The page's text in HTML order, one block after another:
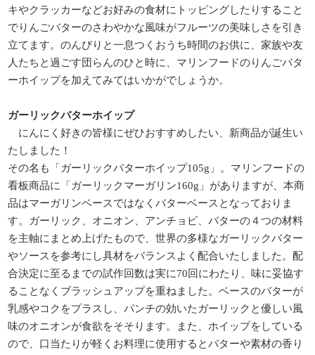
キやクラッカーなどお好みの食材にトッピングしたりすること
でりんごバターのさわやかな風味がフルーツの美味しさを引き
立てます。のんびりと一息つくおうち時間のお供に、家族や友
人たちと過ごす団らんのひと時に、マリンフードのりんごバタ
ーホイップを加えてみてはいかがでしょうか。
ガーリックバターホイップ
にんにく好きの皆様にぜひおすすめしたい、新商品が誕生い
たしました！
その名も「ガーリックバターホイップ105g」。マリンフードの
看板商品に「ガーリックマーガリン160g」がありますが、本商
品はマーガリンベースではなくバターベースとなっておりま
す。ガーリック、オニオン、アンチョビ、バターの４つの材料
を主軸にまとめ上げたもので、世界の多様なガーリックバター
やソースを参考にし具材をバランスよく配合いたしました。配
合決定に至るまでの試作回数は実に70回にわたり、味に妥協す
ることなくブラッシュアップを重ねました。ベースのバターが
乳感やコクをプラスし、パンチの効いたガーリックと優しい風
味のオニオンが食欲をそそります。また、ホイップをしている
ので、口当たりが軽くお料理に使用するとバターや素材の香り